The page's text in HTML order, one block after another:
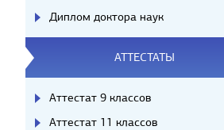
Диплом доктора наук
АТТЕСТАТЫ
Аттестат 9 классов
Аттестат 11 классов